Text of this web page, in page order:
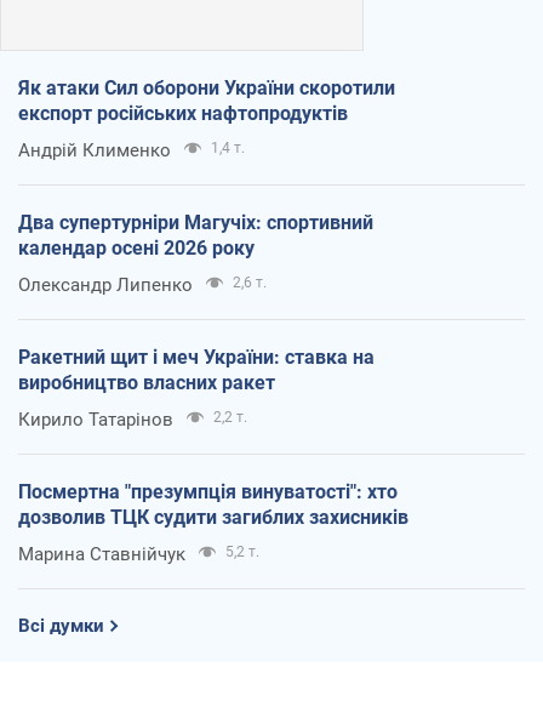
Як атаки Сил оборони України скоротили
експорт російських нафтопродуктів
Андрій Клименко 1,4 т.
Два супертурніри Магучіх: спортивний
календар осені 2026 року
Олександр Липенко 2,6 т.
Ракетний щит і меч України: ставка на
виробництво власних ракет
Кирило Татарінов 2,2 т.
Посмертна "презумпція винуватості": хто
дозволив ТЦК судити загиблих захисників
Марина Ставнійчук 5,2 т.
Всі думки